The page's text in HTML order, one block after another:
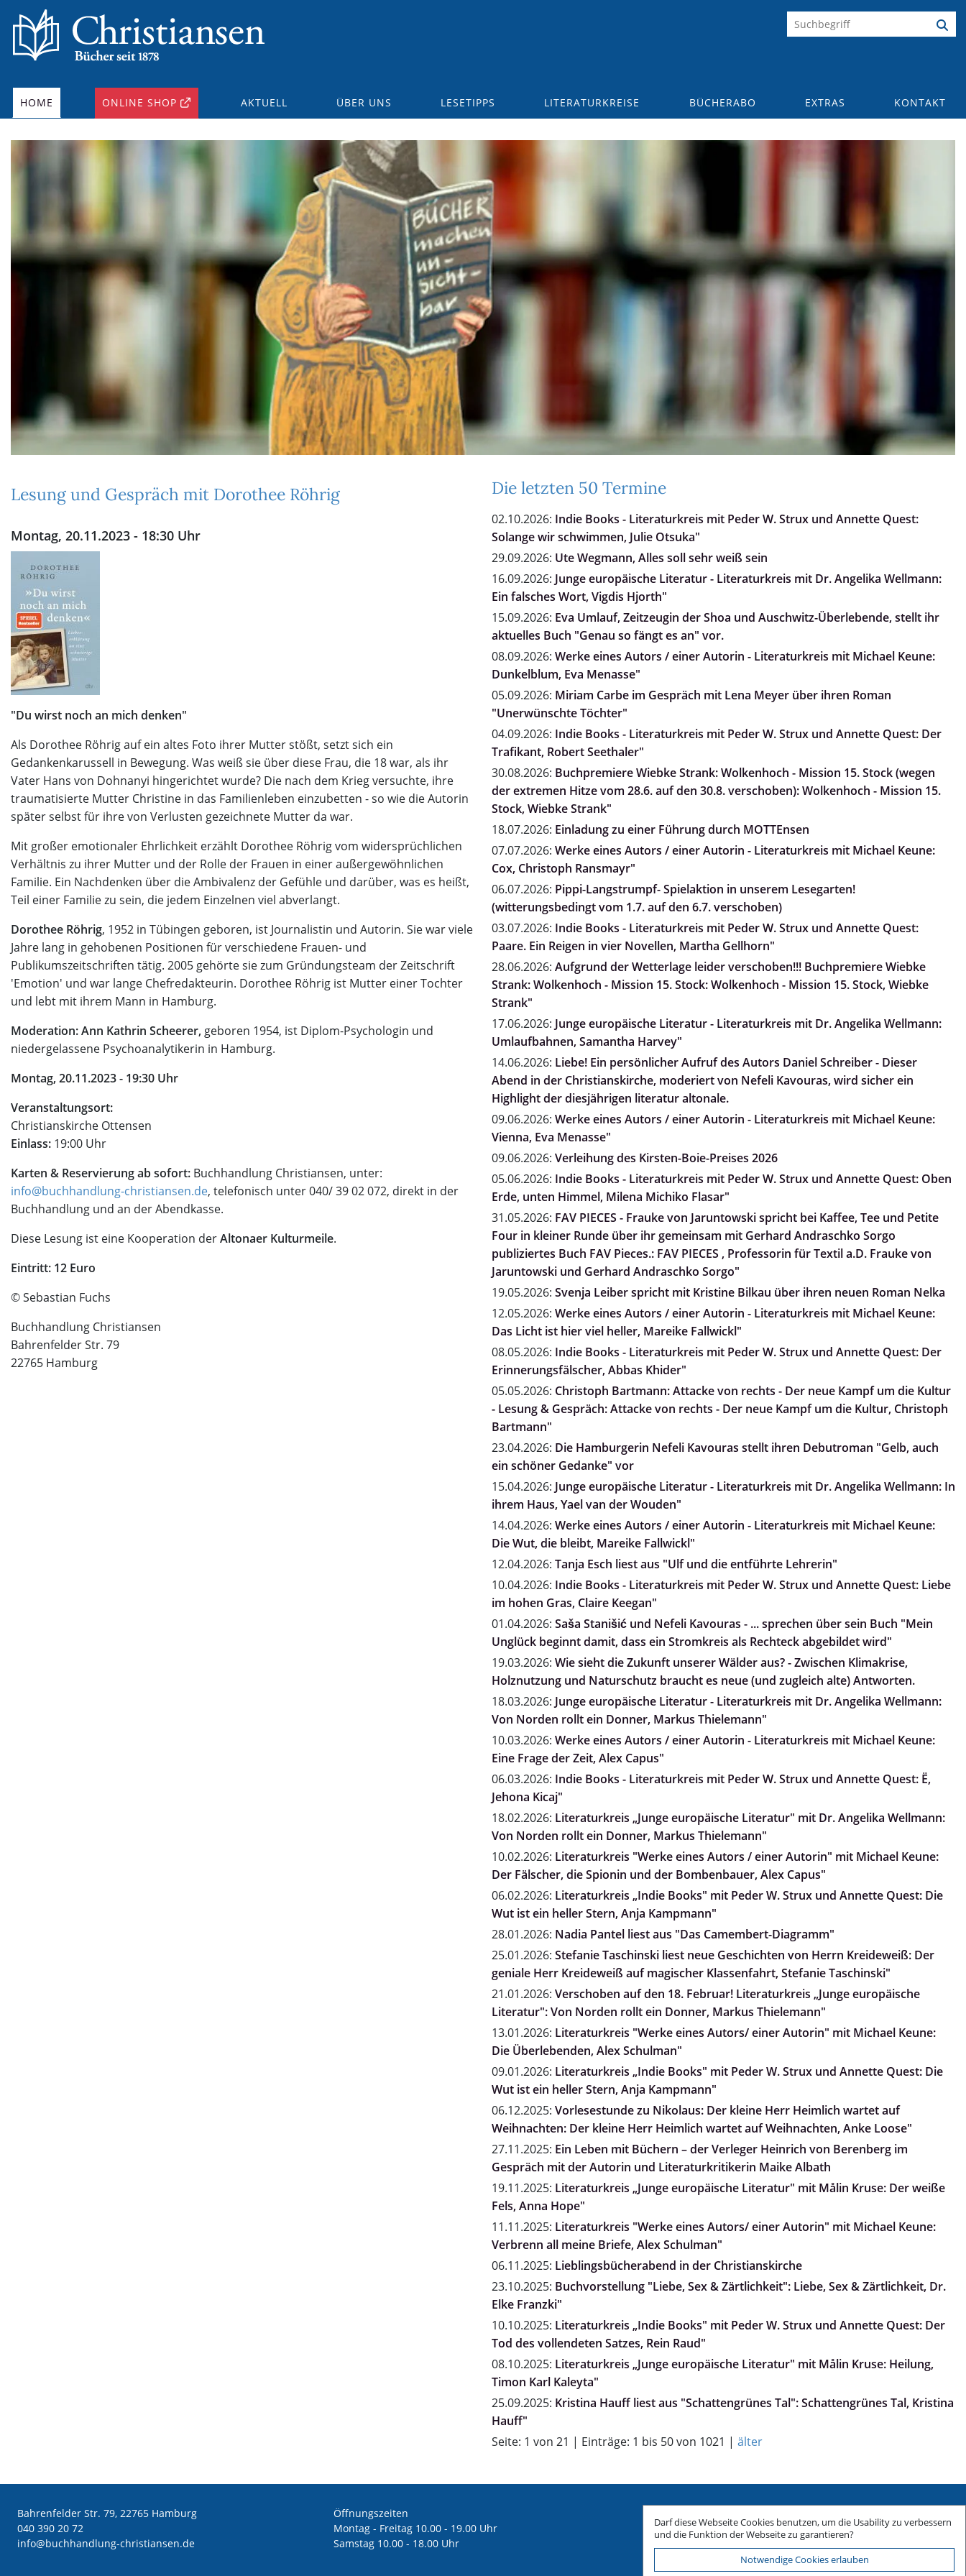
HOME ONLINE SHOP AKTUELL ÜBER UNS LESETIPPS LITERATURKREISE BÜCHERABO EXTRAS KONTAKT
Lesung und Gespräch mit Dorothee Röhrig
Montag, 20.11.2023 - 18:30 Uhr
"Du wirst noch an mich denken"
Als Dorothee Röhrig auf ein altes Foto ihrer Mutter stößt, setzt sich ein
Gedankenkarussell in Bewegung. Was weiß sie über diese Frau, die 18 war, als ihr
Vater Hans von Dohnanyi hingerichtet wurde? Die nach dem Krieg versuchte, ihre
traumatisierte Mutter Christine in das Familienleben einzubetten - so wie die Autorin
später selbst für ihre von Verlusten gezeichnete Mutter da war.
Mit großer emotionaler Ehrlichkeit erzählt Dorothee Röhrig vom widersprüchlichen
Verhältnis zu ihrer Mutter und der Rolle der Frauen in einer außergewöhnlichen
Familie. Ein Nachdenken über die Ambivalenz der Gefühle und darüber, was es heißt,
Teil einer Familie zu sein, die jedem Einzelnen viel abverlangt.
Dorothee Röhrig, 1952 in Tübingen geboren, ist Journalistin und Autorin. Sie war viele
Jahre lang in gehobenen Positionen für verschiedene Frauen- und
Publikumszeitschriften tätig. 2005 gehörte sie zum Gründungsteam der Zeitschrift
'Emotion' und war lange Chefredakteurin. Dorothee Röhrig ist Mutter einer Tochter
und lebt mit ihrem Mann in Hamburg.
Moderation: Ann Kathrin Scheerer, geboren 1954, ist Diplom-Psychologin und
niedergelassene Psychoanalytikerin in Hamburg.
Montag, 20.11.2023 - 19:30 Uhr
Veranstaltungsort:
Christianskirche Ottensen
Einlass: 19:00 Uhr
Karten & Reservierung ab sofort: Buchhandlung Christiansen, unter:
info@buchhandlung-christiansen.de, telefonisch unter 040/ 39 02 072, direkt in der
Buchhandlung und an der Abendkasse.
Diese Lesung ist eine Kooperation derAltonaer Kulturmeile.
Eintritt: 12 Euro
© Sebastian Fuchs
Buchhandlung Christiansen
Bahrenfelder Str. 79
22765 Hamburg
Die letzten 50 Termine
02.10.2026: Indie Books - Literaturkreis mit Peder W. Strux und Annette Quest:
Solange wir schwimmen, Julie Otsuka"
29.09.2026: Ute Wegmann, Alles soll sehr weiß sein
16.09.2026: Junge europäische Literatur - Literaturkreis mit Dr. Angelika Wellmann:
Ein falsches Wort, Vigdis Hjorth"
15.09.2026: Eva Umlauf, Zeitzeugin der Shoa und Auschwitz-Überlebende, stellt ihr
aktuelles Buch "Genau so fängt es an" vor.
08.09.2026: Werke eines Autors / einer Autorin - Literaturkreis mit Michael Keune:
Dunkelblum, Eva Menasse"
05.09.2026: Miriam Carbe im Gespräch mit Lena Meyer über ihren Roman
"Unerwünschte Töchter"
04.09.2026: Indie Books - Literaturkreis mit Peder W. Strux und Annette Quest: Der
Trafikant, Robert Seethaler"
30.08.2026: Buchpremiere Wiebke Strank: Wolkenhoch - Mission 15. Stock (wegen
der extremen Hitze vom 28.6. auf den 30.8. verschoben): Wolkenhoch - Mission 15.
Stock, Wiebke Strank"
18.07.2026: Einladung zu einer Führung durch MOTTEnsen
07.07.2026: Werke eines Autors / einer Autorin - Literaturkreis mit Michael Keune:
Cox, Christoph Ransmayr"
06.07.2026: Pippi-Langstrumpf- Spielaktion in unserem Lesegarten!
(witterungsbedingt vom 1.7. auf den 6.7. verschoben)
03.07.2026: Indie Books - Literaturkreis mit Peder W. Strux und Annette Quest:
Paare. Ein Reigen in vier Novellen, Martha Gellhorn"
28.06.2026: Aufgrund der Wetterlage leider verschoben!!! Buchpremiere Wiebke
Strank: Wolkenhoch - Mission 15. Stock: Wolkenhoch - Mission 15. Stock, Wiebke
Strank"
17.06.2026: Junge europäische Literatur - Literaturkreis mit Dr. Angelika Wellmann:
Umlaufbahnen, Samantha Harvey"
14.06.2026: Liebe! Ein persönlicher Aufruf des Autors Daniel Schreiber - Dieser
Abend in der Christianskirche, moderiert von Nefeli Kavouras, wird sicher ein
Highlight der diesjährigen literatur altonale.
09.06.2026: Werke eines Autors / einer Autorin - Literaturkreis mit Michael Keune:
Vienna, Eva Menasse"
09.06.2026: Verleihung des Kirsten-Boie-Preises 2026
05.06.2026: Indie Books - Literaturkreis mit Peder W. Strux und Annette Quest: Oben
Erde, unten Himmel, Milena Michiko Flasar"
31.05.2026: FAV PIECES - Frauke von Jaruntowski spricht bei Kaffee, Tee und Petite
Four in kleiner Runde über ihr gemeinsam mit Gerhard Andraschko Sorgo
publiziertes Buch FAV Pieces.: FAV PIECES , Professorin für Textil a.D. Frauke von
Jaruntowski und Gerhard Andraschko Sorgo"
19.05.2026: Svenja Leiber spricht mit Kristine Bilkau über ihren neuen Roman Nelka
12.05.2026: Werke eines Autors / einer Autorin - Literaturkreis mit Michael Keune:
Das Licht ist hier viel heller, Mareike Fallwickl"
08.05.2026: Indie Books - Literaturkreis mit Peder W. Strux und Annette Quest: Der
Erinnerungsfälscher, Abbas Khider"
05.05.2026: Christoph Bartmann: Attacke von rechts - Der neue Kampf um die Kultur
- Lesung & Gespräch: Attacke von rechts - Der neue Kampf um die Kultur, Christoph
Bartmann"
23.04.2026: Die Hamburgerin Nefeli Kavouras stellt ihren Debutroman "Gelb, auch
ein schöner Gedanke" vor
15.04.2026: Junge europäische Literatur - Literaturkreis mit Dr. Angelika Wellmann: In
ihrem Haus, Yael van der Wouden"
14.04.2026: Werke eines Autors / einer Autorin - Literaturkreis mit Michael Keune:
Die Wut, die bleibt, Mareike Fallwickl"
12.04.2026: Tanja Esch liest aus "Ulf und die entführte Lehrerin"
10.04.2026: Indie Books - Literaturkreis mit Peder W. Strux und Annette Quest: Liebe
im hohen Gras, Claire Keegan"
01.04.2026: Saša Stanišić und Nefeli Kavouras - ... sprechen über sein Buch "Mein
Unglück beginnt damit, dass ein Stromkreis als Rechteck abgebildet wird"
19.03.2026: Wie sieht die Zukunft unserer Wälder aus? - Zwischen Klimakrise,
Holznutzung und Naturschutz braucht es neue (und zugleich alte) Antworten.
18.03.2026: Junge europäische Literatur - Literaturkreis mit Dr. Angelika Wellmann:
Von Norden rollt ein Donner, Markus Thielemann"
10.03.2026: Werke eines Autors / einer Autorin - Literaturkreis mit Michael Keune:
Eine Frage der Zeit, Alex Capus"
06.03.2026: Indie Books - Literaturkreis mit Peder W. Strux und Annette Quest: Ë,
Jehona Kicaj"
18.02.2026: Literaturkreis „Junge europäische Literatur" mit Dr. Angelika Wellmann:
Von Norden rollt ein Donner, Markus Thielemann"
10.02.2026: Literaturkreis "Werke eines Autors / einer Autorin" mit Michael Keune:
Der Fälscher, die Spionin und der Bombenbauer, Alex Capus"
06.02.2026: Literaturkreis „Indie Books" mit Peder W. Strux und Annette Quest: Die
Wut ist ein heller Stern, Anja Kampmann"
28.01.2026: Nadia Pantel liest aus "Das Camembert-Diagramm"
25.01.2026: Stefanie Taschinski liest neue Geschichten von Herrn Kreideweiß: Der
geniale Herr Kreideweiß auf magischer Klassenfahrt, Stefanie Taschinski"
21.01.2026: Verschoben auf den 18. Februar! Literaturkreis „Junge europäische
Literatur": Von Norden rollt ein Donner, Markus Thielemann"
13.01.2026: Literaturkreis "Werke eines Autors/ einer Autorin" mit Michael Keune:
Die Überlebenden, Alex Schulman"
09.01.2026: Literaturkreis „Indie Books" mit Peder W. Strux und Annette Quest: Die
Wut ist ein heller Stern, Anja Kampmann"
06.12.2025: Vorlesestunde zu Nikolaus: Der kleine Herr Heimlich wartet auf
Weihnachten: Der kleine Herr Heimlich wartet auf Weihnachten, Anke Loose"
27.11.2025: Ein Leben mit Büchern – der Verleger Heinrich von Berenberg im
Gespräch mit der Autorin und Literaturkritikerin Maike Albath
19.11.2025: Literaturkreis „Junge europäische Literatur" mit Målin Kruse: Der weiße
Fels, Anna Hope"
11.11.2025: Literaturkreis "Werke eines Autors/ einer Autorin" mit Michael Keune:
Verbrenn all meine Briefe, Alex Schulman"
06.11.2025: Lieblingsbücherabend in der Christianskirche
23.10.2025: Buchvorstellung "Liebe, Sex & Zärtlichkeit": Liebe, Sex & Zärtlichkeit, Dr.
Elke Franzki"
10.10.2025: Literaturkreis „Indie Books" mit Peder W. Strux und Annette Quest: Der
Tod des vollendeten Satzes, Rein Raud"
08.10.2025: Literaturkreis „Junge europäische Literatur" mit Målin Kruse: Heilung,
Timon Karl Kaleyta"
25.09.2025: Kristina Hauff liest aus "Schattengrünes Tal": Schattengrünes Tal, Kristina
Hauff"
Seite: 1 von 21 | Einträge: 1 bis 50 von 1021 | älter
Bahrenfelder Str. 79, 22765 Hamburg
040 390 20 72
ed.nesnaitsirhc-gnuldnahhcub@ofni
Öffnungszeiten
Montag - Freitag 10.00 - 19.00 Uhr
Samstag 10.00 - 18.00 Uhr
Impressum
Darf diese Webseite Cookies benutzen, um die Usability zu verbessern
und die Funktion der Webseite zu garantieren?
Notwendige Cookies erlauben